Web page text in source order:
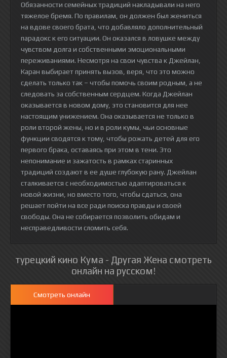
Обязанности семейных традиций накладывали на него
тяжелое бремя. По правилам, он должен был жениться
на вдове своего брата, что добавляло дополнительный
парадокс к его ситуации. Он оказался в ловушке между
чувством долга и собственными эмоциональными
переживаниями. Несмотря на свои чувства к Джейлан,
Каран выбирает принять вызов, веря, что это можно
сделать только так – чтобы помочь своим родным, а не
следовать за собственным сердцем. Когда Джейлан
оказывается в новом дому, это становится для нее
настоящим унижением. Она оказывается не только в
роли второй жены, но и в роли кумы, чьи основные
функции сводятся к тому, чтобы рожать детей для его
первого брака, оставаясь при этом в тени. Это
непонимание и зажатость в рамках старинных
традиций создают в ее душе глубокую рану. Джейлан
сталкивается с необходимостью адаптироваться к
новой жизни, но вместо того, чтобы сдаться, она
решает пойти на все ради поиска правды и своей
свободы. Она не собирается позволить обидам и
несправедливости сломить себя.
турецкий кино Кума - Другая Жена смотреть
онлайн на русском!
Смотреть онлайн